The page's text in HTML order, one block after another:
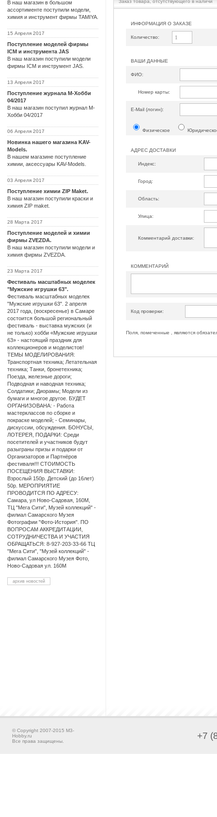
В наш магазин в большом
ассортименте поступили модели,
химия и инструмент фирмы TAMIYA.
15 Апреля 2017
Поступление моделей фирмы
ICM и инструмента JAS
В наш магазин поступили модели
фирмы ICM и инструмент JAS.
13 Апреля 2017
Поступление журнала М-Хобби
04/2017
В наш магазин поступил журнал М-
Хобби 04/2017
06 Апреля 2017
Новинка нашего магазина KAV-
Models.
В нашем магазине поступление
химии, аксессуары KAV-Models.
03 Апреля 2017
Поступление химии ZIP Maket.
В наш магазин поступили краски и
химия ZIP maket.
28 Марта 2017
Поступление моделей и химии
фирмы ZVEZDA.
В наш магазин поступили модели и
химия фирмы ZVEZDA.
23 Марта 2017
Фестиваль масштабных моделек
"Мужские игрушки 63".
Фестиваль масштабных моделек
"Мужские игрушки 63". 2 апреля
2017 года, (воскресенье) в Самаре
состоится большой региональный
фестиваль - выставка мужских (и
не только) хобби «Мужские игрушки
63» - настоящий праздник для
коллекционеров и моделистов!
ТЕМЫ МОДЕЛИРОВАНИЯ:
Транспортная техника; Летательная
техника; Танки, бронетехника;
Поезда, железные дороги;
Подводная и наводная техника;
Солдатики; Диорамы; Модели из
бумаги и многое другое. БУДЕТ
ОРГАНИЗОВАНА: - Работа
мастерклассов по сборке и
покраске моделей; - Семинары,
дискуссии, обсуждения. БОНУСЫ,
ЛОТЕРЕЯ, ПОДАРКИ: Среди
посетителей и участников будут
разыграны призы и подарки от
Организаторов и Партнёров
фестиваля!!! СТОИМОСТЬ
ПОСЕЩЕНИЯ ВЫСТАВКИ:
Взрослый 150р. Детский (до 16лет)
50р. МЕРОПРИЯТИЕ
ПРОВОДИТСЯ ПО АДРЕСУ:
Самара, ул Ново-Садовая, 160М,
ТЦ "Мега Сити", Музей коллекций" -
филиал Самарского Музея
Фотографии "Фото-История". ПО
ВОПРОСАМ АККРЕДИТАЦИИ,
СОТРУДНИЧЕСТВА И УЧАСТИЯ
ОБРАЩАТЬСЯ: 8-927-203-33-66 ТЦ
"Мега Сити", "Музей коллекций" -
филиал Самарского Музея Фото,
Ново-Садовая ул. 160М
архив новостей
ИНФОРМАЦИЯ О ЗАКАЗЕ
Количество:
ВАШИ ДАННЫЕ
ФИО:
Номер карты:
Е-Mail (логин):
Физическое
АДРЕС ДОСТАВКИ
Индекс:
Город:
Область:
Улица:
Комментарий доставки:
КОММЕНТАРИЙ
Код проверки:
Поля, помеченные , являются
© Copyright 2007-2015 M3-
Hobby.ru
Все права защищены.
+7